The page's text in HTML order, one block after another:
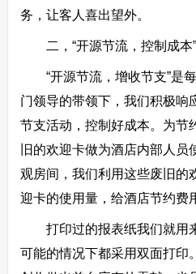
务，让客人喜出望外。
二，“开源节流，控制成本”
“开源节流，增收节支”是每
门领导的带领下，我们积极响
节支活动，控制好成本。为节
旧的欢迎卡做为酒店内部人
观房间，我们利用这些废旧的
迎卡的使用量，给酒店节约费
打印过的报表纸我们就用
可能的情况下都采用双面打印